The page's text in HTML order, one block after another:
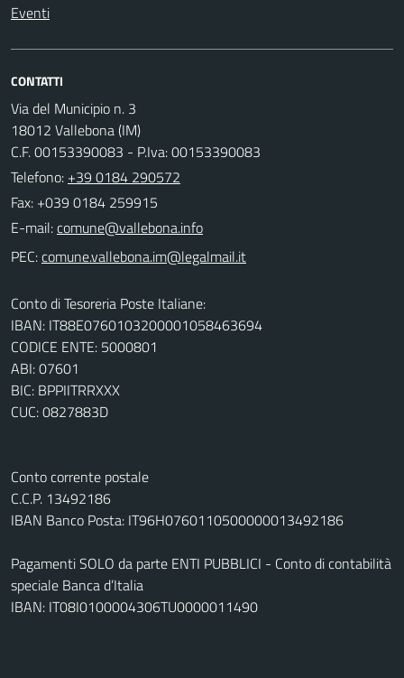
Eventi
CONTATTI
Via del Municipio n. 3
18012 Vallebona (IM)
C.F. 00153390083 - P.Iva: 00153390083
Telefono: +39 0184 290572
Fax: +039 0184 259915
E-mail:
PEC:
Conto di Tesoreria Poste Italiane:
IBAN: IT88E0760103200001058463694
CODICE ENTE: 5000801
ABI: 07601
BIC: BPPIITRRXXX
CUC: 0827883D
Conto corrente postale
C.C.P. 13492186
IBAN Banco Posta: IT96H0760110500000013492186
Pagamenti SOLO da parte ENTI PUBBLICI - Conto di contabilità
speciale Banca d’Italia
IBAN: IT08I0100004306TU0000011490